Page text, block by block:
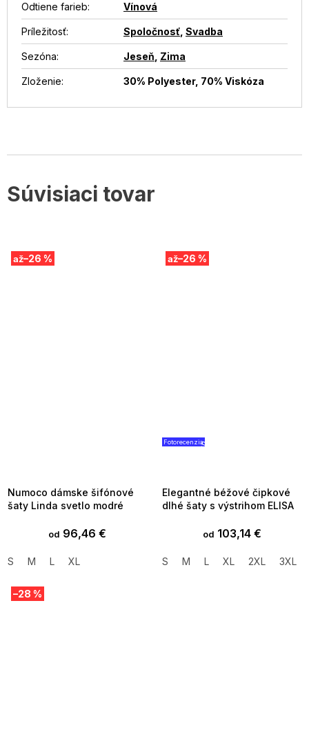
Súvisiaci tovar
až–26 %
Numoco dámske šifónové
šaty Linda svetlo modré
od 96,46 €
S M L XL
FotorecenziaSUMMER SALE -35% ?
až–26 %
Elegantné béžové čipkové
dlhé šaty s výstrihom ELISA
od 103,14 €
S M L XL 2XL 3XL
–28 %
Odtiene farieb: Vínová
Príležitosť: Spoločnosť Svadba
Sezóna: Jeseň Zima
Zloženie: 30% Polyester, 70% Viskóza